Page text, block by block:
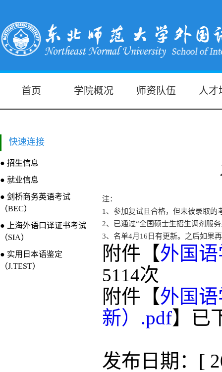
首页 学院概况 师资队伍 人才
快速连接
● 招生信息
● 就业信息
● 剑桥商务英语考试
（BEC）
● 上海外语口译证书考试
（SIA）
● 实用日本语鉴定
（J.TEST）
注：
1 、 参加复试且合格，但未被录取的
2、
已通过“全国硕士生招生调剂服
3、名单4月16日有更新。之后如果
附件【外国
5114次
附件【外国
新）.pdf】已
发布日期：[